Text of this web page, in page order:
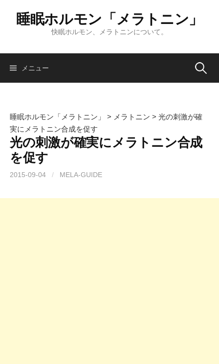
ツ
睡眠ホルモン「メラトニン」
快眠ホルモン、メラトニンについて。
メニュー 検
睡眠ホルモン「メラトニン」 > メラトニン > 光の刺激が確
実にメラトニン合成を促す
光の刺激が確実にメラトニン合成
を促す
2015-09-04 / MELA-GUIDE